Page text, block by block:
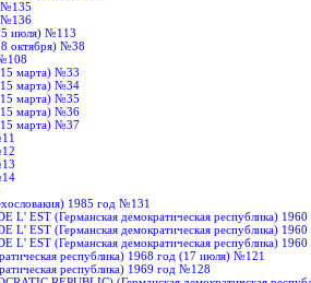
№135
№136
июля) №113
октября) №38
марта) №33
марта) №34
марта) №35
марта) №36
марта) №37
1985 год №131
L' EST (Германская демократическая республика)
L' EST (Германская демократическая республика)
L' EST (Германская демократическая республика)
республика) 1968 год (17 июля) №121
республика) 1969 год №128